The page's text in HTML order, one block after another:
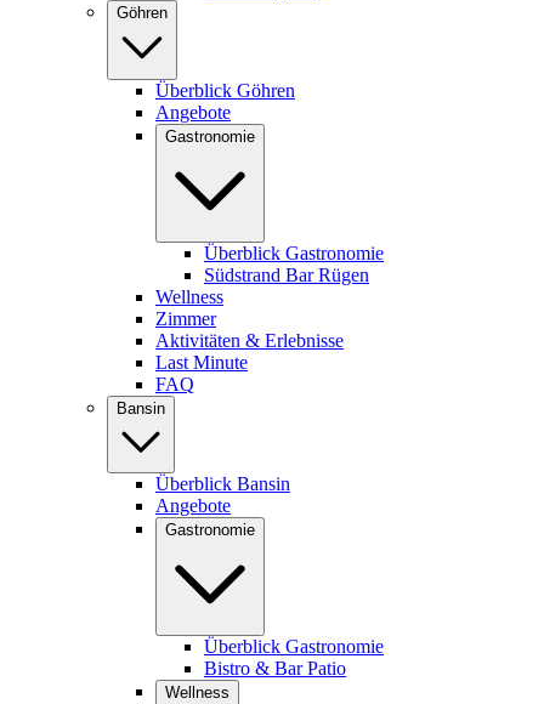
Göhren
Überblick Göhren
Angebote
Gastronomie
Überblick Gastronomie
Südstrand Bar Rügen
Wellness
Zimmer
Aktivitäten & Erlebnisse
Last Minute
FAQ
Bansin
Überblick Bansin
Angebote
Gastronomie
Überblick Gastronomie
Bistro & Bar Patio
Wellness